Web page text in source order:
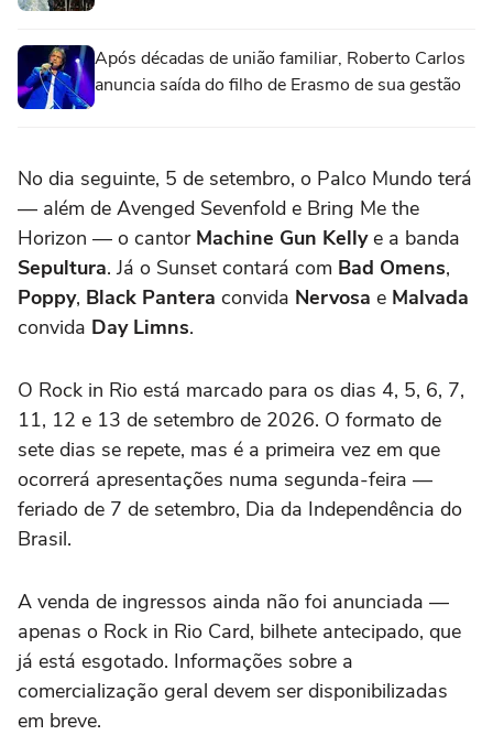
Após décadas de união familiar, Roberto Carlos
anuncia saída do filho de Erasmo de sua gestão
No dia seguinte, 5 de setembro, o Palco Mundo terá
— além de Avenged Sevenfold e Bring Me the
Horizon — o cantor Machine Gun Kellye a banda
Sepultura. Já o Sunset contará com Bad Omens,
Poppy, Black Pantera convida Nervosa e Malvada
convida Day Limns.
O Rock in Rio está marcado para os dias 4, 5, 6, 7,
11, 12 e 13 de setembro de 2026. O formato de
sete dias se repete, mas é a primeira vez em que
ocorrerá apresentações numa segunda-feira —
feriado de 7 de setembro, Dia da Independência do
Brasil.
A venda de ingressos ainda não foi anunciada —
apenas o Rock in Rio Card, bilhete antecipado, que
já está esgotado. Informações sobre a
comercialização geral devem ser disponibilizadas
em breve.